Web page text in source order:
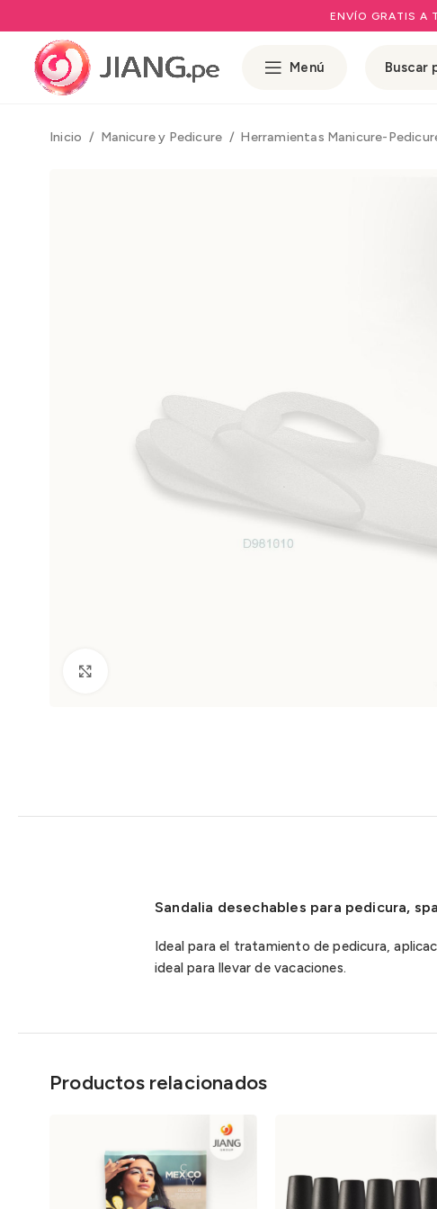
ENVÍO GRATIS A
Menú
Inicio Manicure y Pedicure Herramientas Manicure-
Sandalia desechables para pedicura,
Ideal para el tratamiento de pedicura,
ideal para llevar de vacaciones.
Productos relacionados